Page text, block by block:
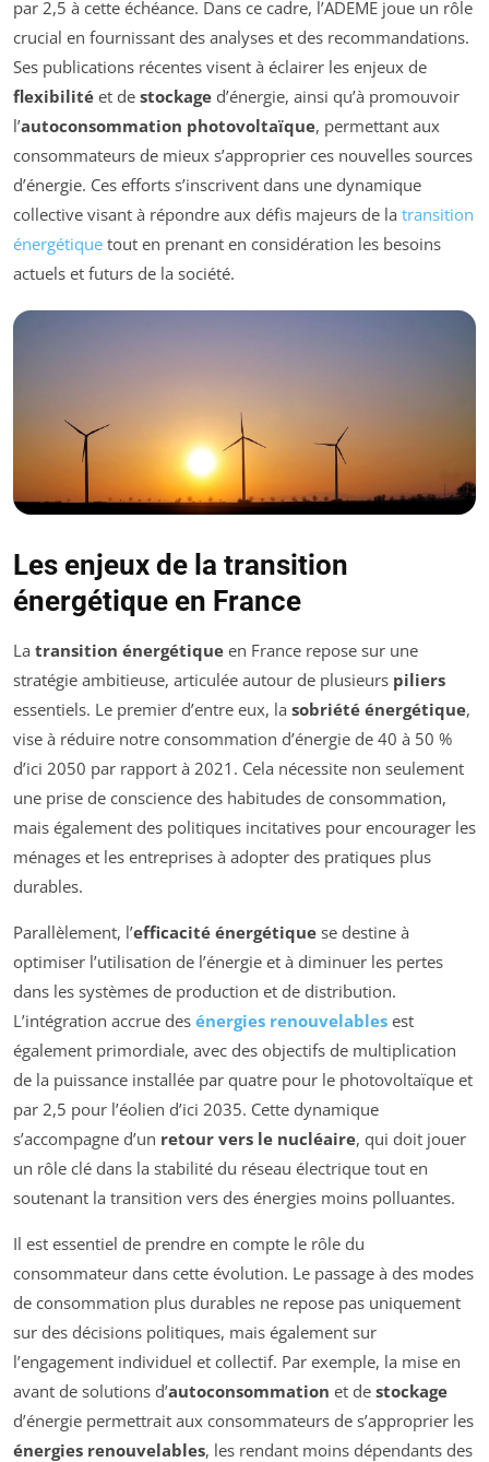
par 2,5 à cette échéance. Dans ce cadre, l’ADEME joue un rôle
crucial en fournissant des analyses et des recommandations.
Ses publications récentes visent à éclairer les enjeux de
flexibilité et de stockage d’énergie, ainsi qu’à promouvoir
l’autoconsommation photovoltaïque, permettant aux
consommateurs de mieux s’approprier ces nouvelles sources
d’énergie. Ces efforts s’inscrivent dans une dynamique
collective visant à répondre aux défis majeurs de la transition
énergétique tout en prenant en considération les besoins
actuels et futurs de la société.
Les enjeux de la transition
énergétique en France
La transition énergétique en France repose sur une
stratégie ambitieuse, articulée autour de plusieurs piliers
essentiels. Le premier d’entre eux, la sobriété énergétique,
vise à réduire notre consommation d’énergie de 40 à 50 %
d’ici 2050 par rapport à 2021. Cela nécessite non seulement
une prise de conscience des habitudes de consommation,
mais également des politiques incitatives pour encourager les
ménages et les entreprises à adopter des pratiques plus
durables.
Parallèlement, l’efficacité énergétique se destine à
optimiser l’utilisation de l’énergie et à diminuer les pertes
dans les systèmes de production et de distribution.
L’intégration accrue des énergies renouvelables est
également primordiale, avec des objectifs de multiplication
de la puissance installée par quatre pour le photovoltaïque et
par 2,5 pour l’éolien d’ici 2035. Cette dynamique
s’accompagne d’un retour vers le nucléaire, qui doit jouer
un rôle clé dans la stabilité du réseau électrique tout en
soutenant la transition vers des énergies moins polluantes.
Il est essentiel de prendre en compte le rôle du
consommateur dans cette évolution. Le passage à des modes
de consommation plus durables ne repose pas uniquement
sur des décisions politiques, mais également sur
l’engagement individuel et collectif. Par exemple, la mise en
avant de solutions d’autoconsommation et de stockage
d’énergie permettrait aux consommateurs de s’approprier les
énergies renouvelables, les rendant moins dépendants des